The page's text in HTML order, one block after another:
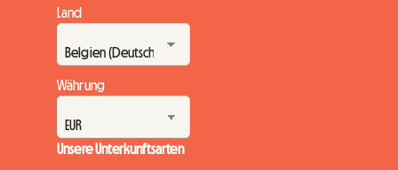
Land
Währung
Unsere Unterkunftsarten